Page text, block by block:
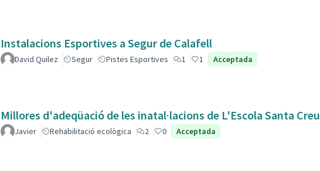
Instalacions Esportives a Segur de Calafell
David Quilez Segur Pistes Esportives 1 1 Acceptada
Millores d'adeqüació de les inatal·lacions de L'Escola Santa Creu
Javier Rehabilitació ecològica 2 0 Acceptada